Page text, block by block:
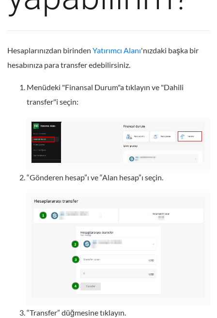
Hesaplarınızdan birinden Yatırımcı Alanı'nızdaki başka bir
hesabınıza para transfer edebilirsiniz.
Menüdeki "Finansal Durum"a tıklayın ve "Dahili
transfer"i seçin:
“Gönderen hesap”ı ve “Alan hesap”ı seçin.
“Transfer” düğmesine tıklayın.